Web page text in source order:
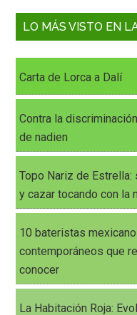
LO MÁS VISTO EN
Carta de Lorca a Dalí
Contra la
de nadien
Topo Nariz de
y cazar tocando con la
10 bateristas
contemporáneos que
conocer
La Habitación Roja: